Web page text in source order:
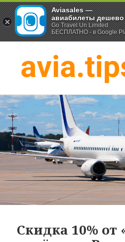
Хитрости
Скидка 10% от
Aviasales —
авиабилеты дешево
Go Travel Un Limited
БЕСПЛАТНО - в Google